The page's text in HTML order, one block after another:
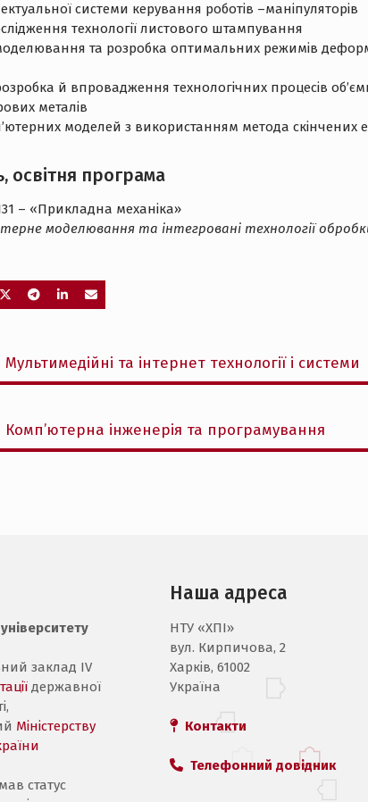
системи керування роботів –маніпуляторів
технології листового штампування
та розробка оптимальних режимів
й впровадження технологічних процесів
металів
моделей з використанням метода скінчених
освітня програма
– «Прикладна механіка»
моделювання та інтегровані технології
Попередній
запис:
Мультимедійні та інтернет технології і системи
Наступний
запис:
Комп’ютерна інженерія та програмування
заклад IV
державної
Міністерству
статус
Наша адреса
НТУ «ХПI»
вул. Кирпичова, 2
Харків, 61002
Україна
Контакти
Телефонний довідник